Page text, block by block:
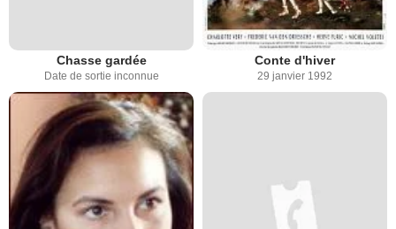
Chasse gardée
Date de sortie inconnue
Conte d'hiver
29 janvier 1992